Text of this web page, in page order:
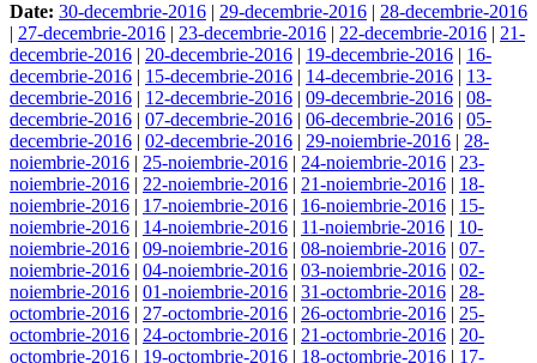
Date: 30-decembrie-2016 | 29-decembrie-2016 | 28-decembrie-2016
| 27-decembrie-2016 | 23-decembrie-2016 | 22-decembrie-2016 | 21-
decembrie-2016 | 20-decembrie-2016 | 19-decembrie-2016 | 16-
decembrie-2016 | 15-decembrie-2016 | 14-decembrie-2016 | 13-
decembrie-2016 | 12-decembrie-2016 | 09-decembrie-2016 | 08-
decembrie-2016 | 07-decembrie-2016 | 06-decembrie-2016 | 05-
decembrie-2016 | 02-decembrie-2016 | 29-noiembrie-2016 | 28-
noiembrie-2016 | 25-noiembrie-2016 | 24-noiembrie-2016 | 23-
noiembrie-2016 | 22-noiembrie-2016 | 21-noiembrie-2016 | 18-
noiembrie-2016 | 17-noiembrie-2016 | 16-noiembrie-2016 | 15-
noiembrie-2016 | 14-noiembrie-2016 | 11-noiembrie-2016 | 10-
noiembrie-2016 | 09-noiembrie-2016 | 08-noiembrie-2016 | 07-
noiembrie-2016 | 04-noiembrie-2016 | 03-noiembrie-2016 | 02-
noiembrie-2016 | 01-noiembrie-2016 | 31-octombrie-2016 | 28-
octombrie-2016 | 27-octombrie-2016 | 26-octombrie-2016 | 25-
octombrie-2016 | 24-octombrie-2016 | 21-octombrie-2016 | 20-
octombrie-2016 | 19-octombrie-2016 | 18-octombrie-2016 | 17-